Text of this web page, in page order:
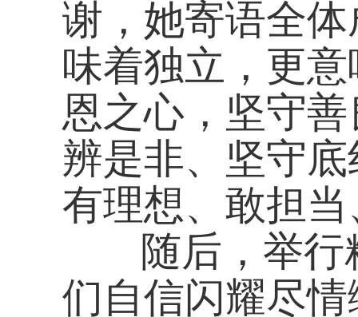
致敬母校。
文艺汇演结束后，
十八周岁的学子们来
师合影留念。镜头定
面，留存成长的专属